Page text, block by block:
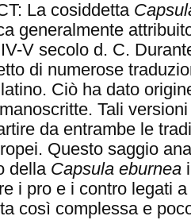
La cosiddetta
generalmente
V secolo d. C.
di numerose
Ciò ha dato
Tali
da entrambe le
Questo saggio
della Capsula eburnea
i pro e i contro legati
così complessa e